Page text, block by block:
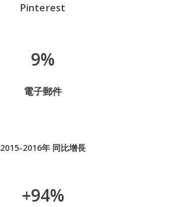
Pinterest
9%
電子郵件
2015-2016年 同比增長
+94%